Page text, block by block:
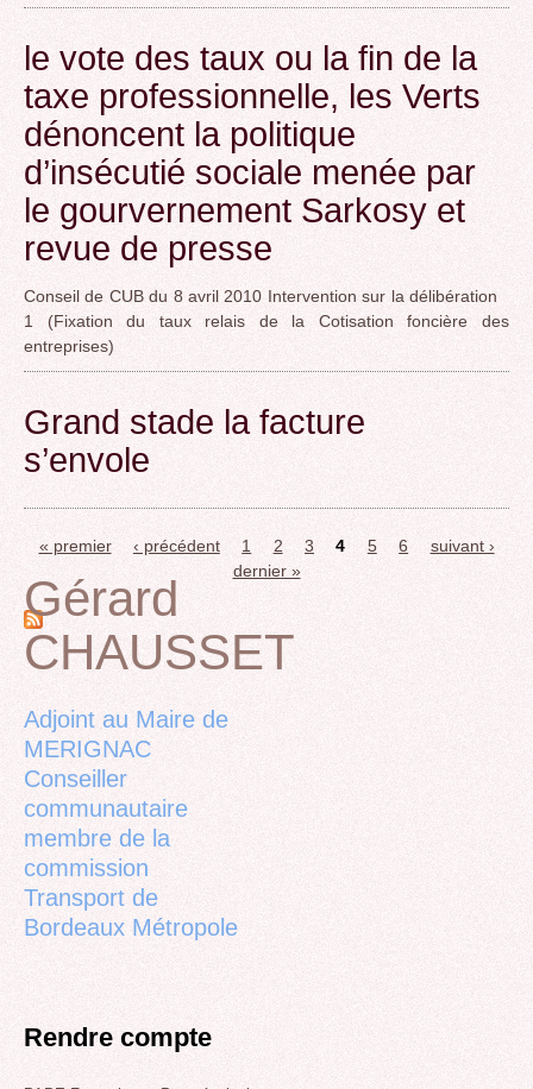
le vote des taux ou la fin de la
taxe professionnelle, les Verts
dénoncent la politique
d’insécutié sociale menée par
le gourvernement Sarkosy et
revue de presse
Conseil de CUB du 8 avril 2010 Intervention sur la délibération
1 (Fixation du taux relais de la Cotisation foncière des
entreprises)
Grand stade la facture
s’envole
Pages
« premier ‹ précédent 1 2 3 4 5 6
suivant ›
dernier »
Back
to
Gérard
CHAUSSET
Adjoint au Maire de
MERIGNAC
Conseiller
communautaire
membre de la
commission
Transport de
Bordeaux Métropole
Rendre compte